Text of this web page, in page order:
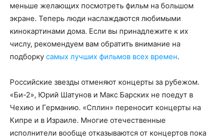
меньше желающих посмотреть фильм на большом
экране. Теперь люди наслаждаются любимыми
кинокартинами дома. Если вы принадлежите к их
числу, рекомендуем вам обратить внимание на
подборку самых лучших фильмов всех времен.
Российские звезды отменяют концерты за рубежом.
«Би-2», Юрий Шатунов и Макс Барских не поедут в
Чехию и Германию. «Сплин» переносит концерты на
Кипре и в Израиле. Многие отечественные
исполнители вообще отказываются от концертов пока